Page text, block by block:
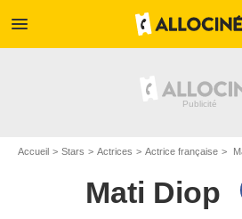
menu
Accueil Stars Actrices Actrice française
Mati Diop